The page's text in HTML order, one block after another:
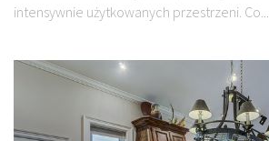
intensywnie użytkowanych przestrzeni. Co...